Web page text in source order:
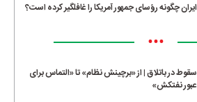
ایران چگونه رؤسای جمهور آمریکا را غافلگیر کرده است؟
•••
سقوط در باتلاق | از «برچینش نظام» تا «التماس برای
عبور نفتکش»